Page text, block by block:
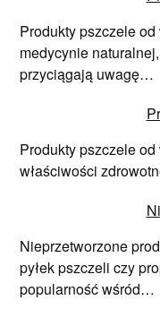
Produkty pszczele
medycynie
przyciągają uwagę…
Produkty pszczele
właściwości
Nieprzetworzone
pyłek pszczeli czy
popularność wśród…